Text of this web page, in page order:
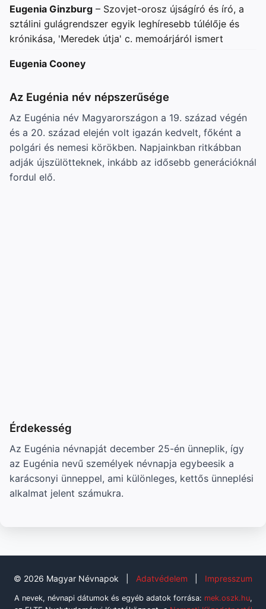
Eugenia Ginzburg – Szovjet-orosz újságíró és író, a
sztálini gulágrendszer egyik leghíresebb túlélője és
krónikása, 'Meredek útja' c. memoárjáról ismert
Eugenia Cooney
Az Eugénia név népszerűsége
Az Eugénia név Magyarországon a 19. század végén
és a 20. század elején volt igazán kedvelt, főként a
polgári és nemesi körökben. Napjainkban ritkábban
adják újszülötteknek, inkább az idősebb generációknál
fordul elő.
Érdekesség
Az Eugénia névnapját december 25-én ünneplik, így
az Eugénia nevű személyek névnapja egybeesik a
karácsonyi ünneppel, ami különleges, kettős ünneplési
alkalmat jelent számukra.
© 2026 Magyar Névnapok Adatvédelem Impresszum
A nevek, névnapi dátumok és egyéb adatok forrása: mek.oszk.hu,